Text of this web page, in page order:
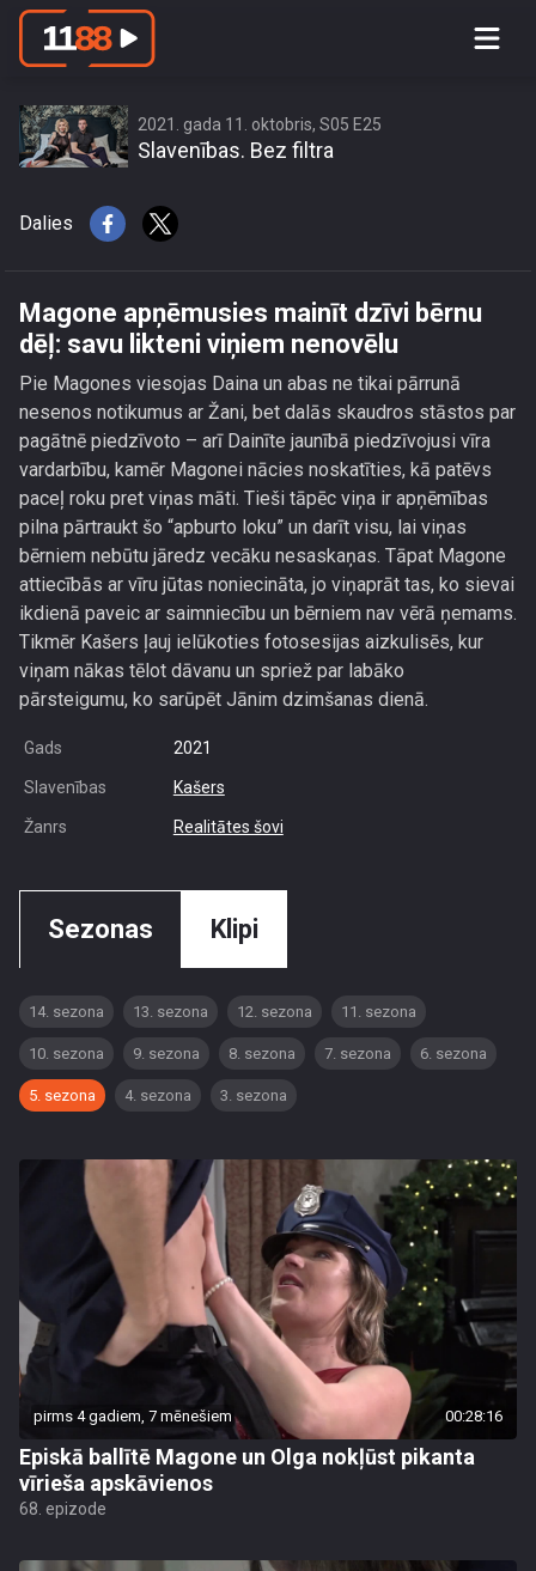
Magone apņēmusies mainīt dzīvi
2021. gada 11. oktobris, S05 E25
Slavenības. Bez filtra
Dalies
Magone apņēmusies mainīt dzīvi bērnu
dēļ: savu likteni viņiem nenovēlu
Pie Magones viesojas Daina un abas ne tikai pārrunā
nesenos notikumus ar Žani, bet dalās skaudros stāstos par
pagātnē piedzīvoto – arī Dainīte jaunībā piedzīvojusi vīra
vardarbību, kamēr Magonei nācies noskatīties, kā patēvs
paceļ roku pret viņas māti. Tieši tāpēc viņa ir apņēmības
pilna pārtraukt šo “apburto loku” un darīt visu, lai viņas
bērniem nebūtu jāredz vecāku nesaskaņas. Tāpat Magone
attiecībās ar vīru jūtas noniecināta, jo viņaprāt tas, ko sievai
ikdienā paveic ar saimniecību un bērniem nav vērā ņemams.
Tikmēr Kašers ļauj ielūkoties fotosesijas aizkulisēs, kur
viņam nākas tēlot dāvanu un spriež par labāko
pārsteigumu, ko sarūpēt Jānim dzimšanas dienā.
Gads 2021
Slavenības Kašers
Žanrs Realitātes šovi
Sezonas Klipi
14. sezona 13. sezona 12. sezona 11. sezona
10. sezona 9. sezona 8. sezona 7. sezona 6. sezona
5. sezona 4. sezona 3. sezona
pirms 4 gadiem, 7 mēnešiem 00:28:16
Episkā ballītē Magone un Olga nokļūst pikanta
vīrieša apskāvienos
68. epizode